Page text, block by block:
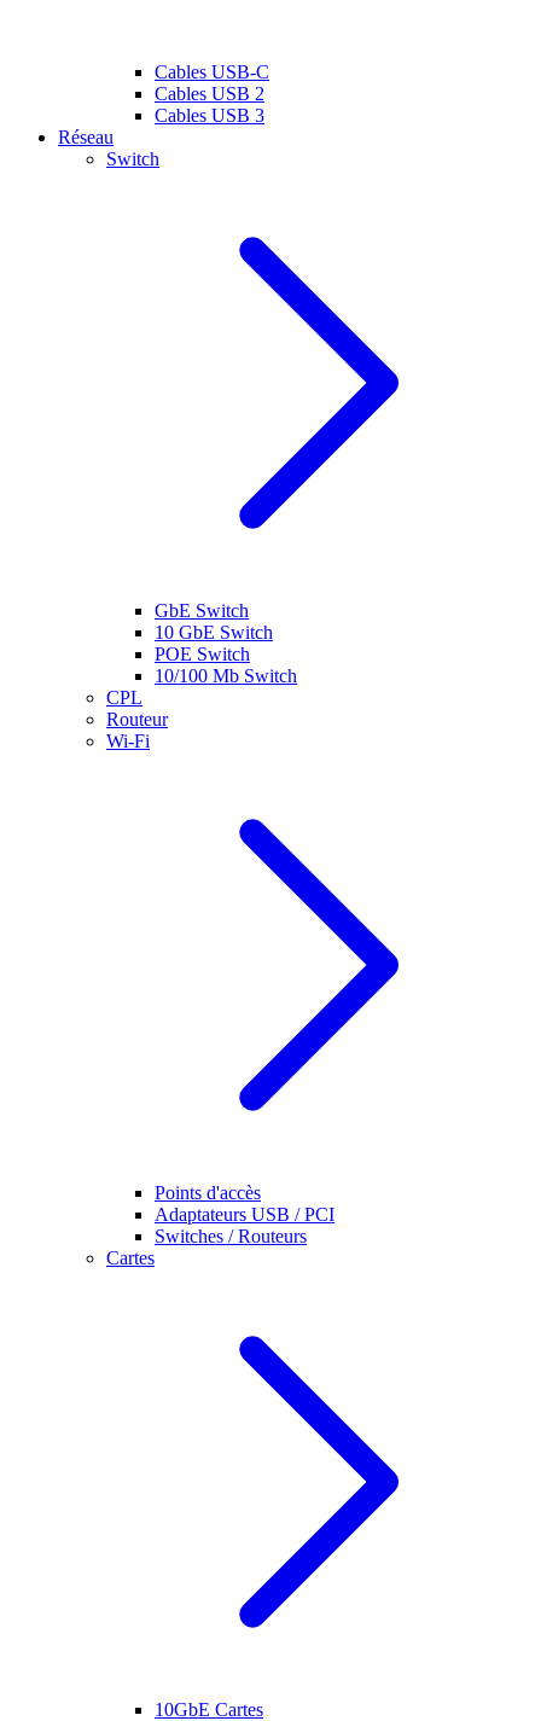
Cables USB-C
Cables USB 2
Cables USB 3
Réseau
Switch
GbE Switch
10 GbE Switch
POE Switch
10/100 Mb Switch
CPL
Routeur
Wi-Fi
Points d'accès
Adaptateurs USB / PCI
Switches / Routeurs
Cartes
10GbE Cartes